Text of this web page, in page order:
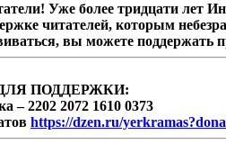
Уже более тридцати лет
читателей, которым
вы можете поддержать
ПОДДЕРЖКИ:
– 2202 2072 1610 0373
https://dzen.ru/